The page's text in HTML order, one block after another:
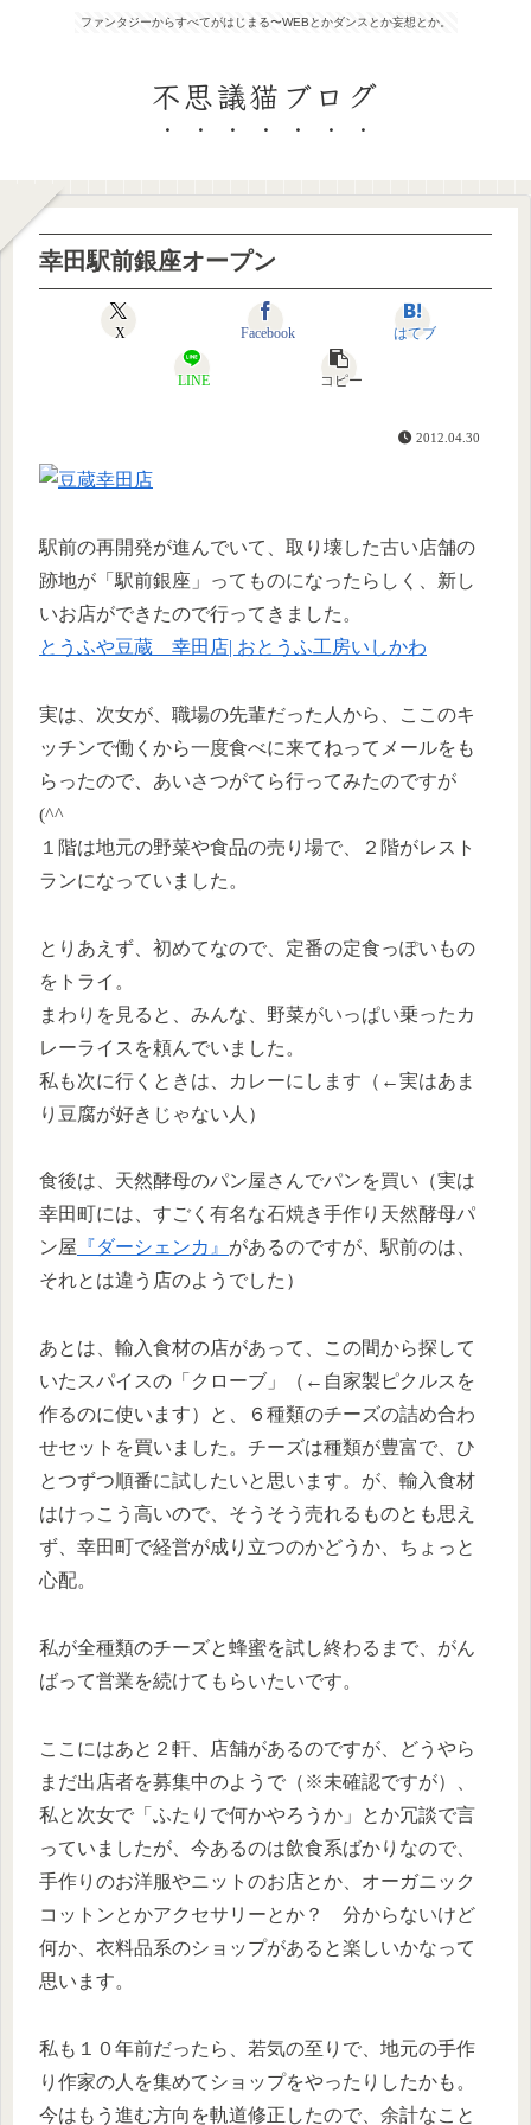
ファンタジーからすべてがはじまる〜WEBとかダンスとか妄想とか。
不思議猫ブログ
幸田駅前銀座オープン
X Facebook はてブ
LINE コピー
2012.04.30
駅前の再開発が進んでいて、取り壊した古い店舗の
跡地が「駅前銀座」ってものになったらしく、新し
いお店ができたので行ってきました。
とうふや豆蔵 幸田店| おとうふ工房いしかわ
実は、次女が、職場の先輩だった人から、ここのキ
ッチンで働くから一度食べに来てねってメールをも
らったので、あいさつがてら行ってみたのですが
(^^ゞ
１階は地元の野菜や食品の売り場で、２階がレスト
ランになっていました。
とりあえず、初めてなので、定番の定食っぽいもの
をトライ。
まわりを見ると、みんな、野菜がいっぱい乗ったカ
レーライスを頼んでいました。
私も次に行くときは、カレーにします（←実はあま
り豆腐が好きじゃない人）
食後は、天然酵母のパン屋さんでパンを買い（実は
幸田町には、すごく有名な石焼き手作り天然酵母パ
ン屋 『ダーシェンカ』 があるのですが、駅前のは、
それとは違う店のようでした）
あとは、輸入食材の店があって、この間から探して
いたスパイスの「クローブ」（←自家製ピクルスを
作るのに使います）と、６種類のチーズの詰め合わ
せセットを買いました。チーズは種類が豊富で、ひ
とつずつ順番に試したいと思います。が、輸入食材
はけっこう高いので、そうそう売れるものとも思え
ず、幸田町で経営が成り立つのかどうか、ちょっと
心配。
私が全種類のチーズと蜂蜜を試し終わるまで、がん
ばって営業を続けてもらいたいです。
ここにはあと２軒、店舗があるのですが、どうやら
まだ出店者を募集中のようで（※未確認ですが）、
私と次女で「ふたりで何かやろうか」とか冗談で言
っていましたが、今あるのは飲食系ばかりなので、
手作りのお洋服やニットのお店とか、オーガニック
コットンとかアクセサリーとか？ 分からないけど
何か、衣料品系のショップがあると楽しいかなって
思います。
私も１０年前だったら、若気の至りで、地元の手作
り作家の人を集めてショップをやったりしたかも。
今はもう進む方向を軌道修正したので、余計なこと